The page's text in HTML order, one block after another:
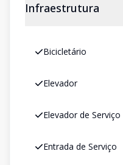
Infraestrutura
Bicicletário
Elevador
Elevador de Serviço
Entrada de Serviço